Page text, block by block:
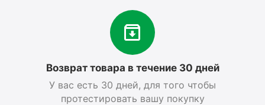
Возврат товара в течение 30 дней
У вас есть 30 дней, для того чтобы
протестировать вашу покупку